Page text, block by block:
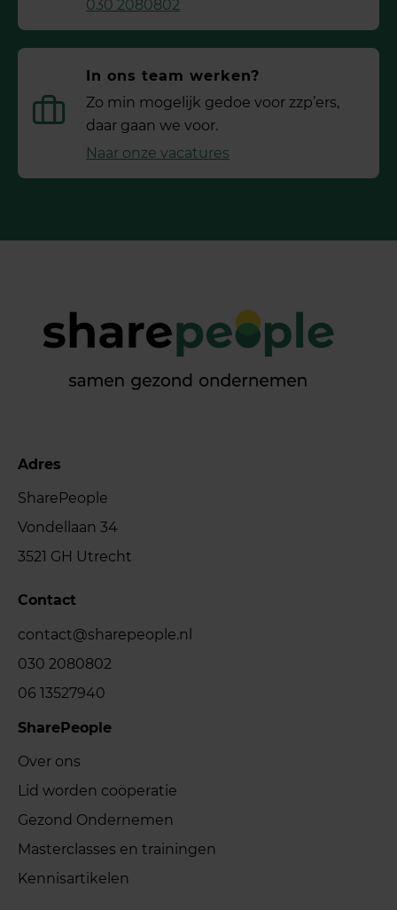
030 2080802
In ons team werken?
Zo min mogelijk gedoe voor ­zzp’ers,
daar gaan we voor.
Naar onze vacatures
Adres
SharePeople
Vondellaan 34
3521 GH Utrecht
Contact
contact@sharepeople.nl
030 2080802
06 13527940
SharePeople
Over ons
Lid worden coöperatie
Gezond Ondernemen
Masterclasses en trainingen
Kennisartikelen